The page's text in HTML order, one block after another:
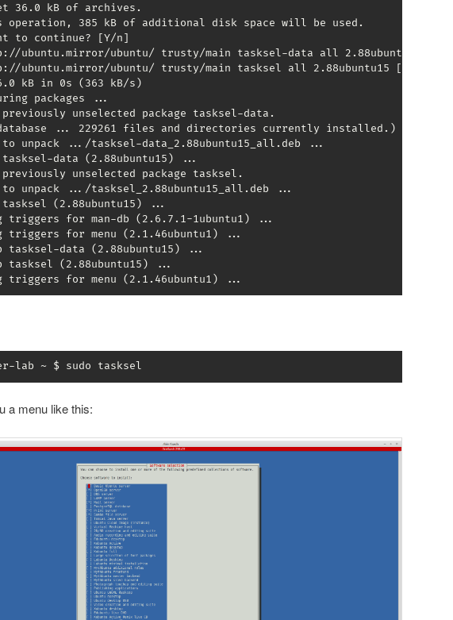
36.0 kB of archives.
385 kB of additional disk space will be used.
to continue? [Y/n]
ubuntu.mirror/ubuntu/ trusty/main tasksel-data all 2.88ubuntu15
ubuntu.mirror/ubuntu/ trusty/main tasksel all 2.88ubuntu15 [29.7 kB]
kB in 0s (363 kB/s)
packages ...
unselected package tasksel-data.
database ... 229261 files and directories currently installed.)
to unpack .../tasksel-data_2.88ubuntu15_all.deb ...
tasksel-data (2.88ubuntu15) ...
unselected package tasksel.
to unpack .../tasksel_2.88ubuntu15_all.deb ...
tasksel (2.88ubuntu15) ...
triggers for man-db (2.6.7.1-1ubuntu1) ...
triggers for menu (2.1.46ubuntu1) ...
tasksel-data (2.88ubuntu15) ...
tasksel (2.88ubuntu15) ...
triggers for menu (2.1.46ubuntu1) ...
lab ~ $ sudo tasksel
a menu like this: